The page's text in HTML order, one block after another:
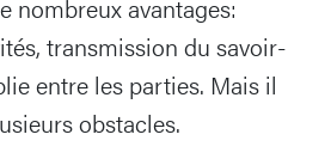
nombreux avantages:
transmission du savoir-
entre les parties. Mais il
obstacles.